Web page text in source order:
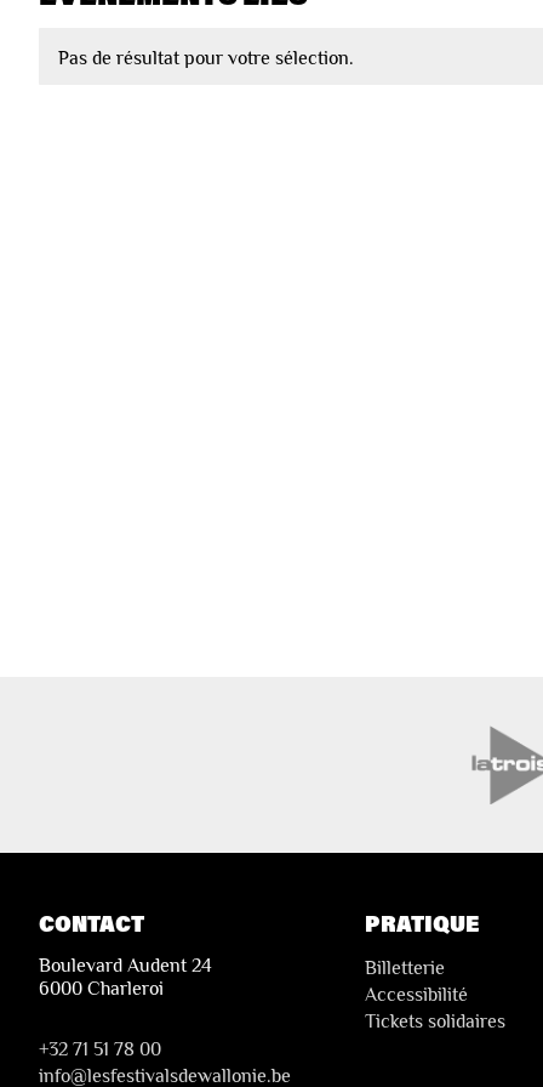
Pas de résultat pour votre sélection.
CONTACT
Boulevard Audent 24
6000 Charleroi
+32 71 51 78 00
info@lesfestivalsdewallonie.be
PRATIQUE
Billetterie
Accessibilité
Tickets solidaires